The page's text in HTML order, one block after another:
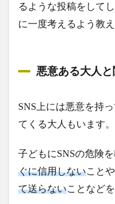
るような投稿をして
に一度考えるよう教
悪意ある大人
SNS上には悪意を持
てくる大人もいます。
子どもにSNSの危険を
ぐに信用しないことや
て送らないことなど